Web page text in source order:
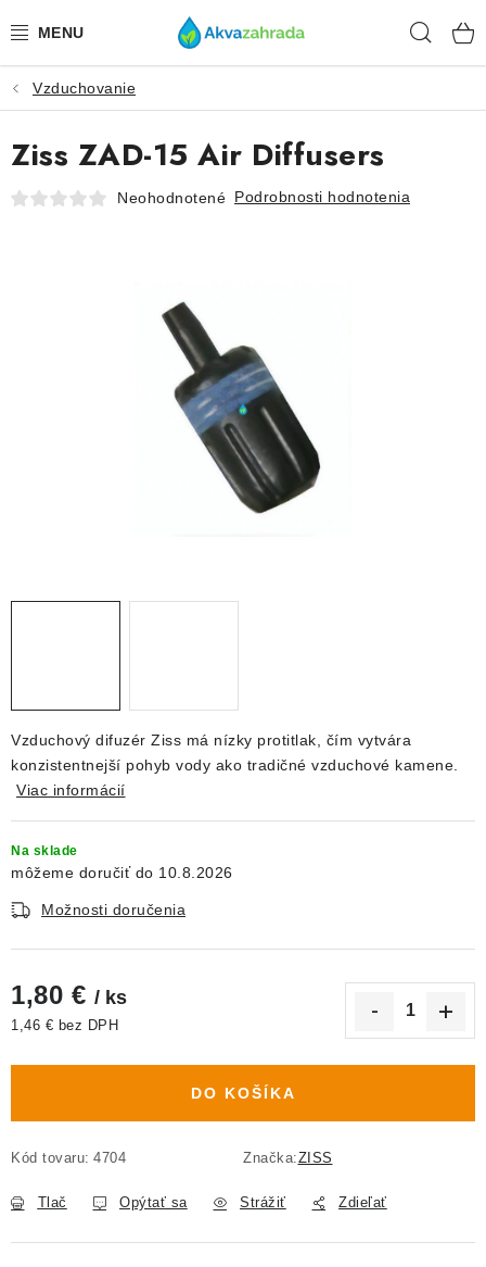
na
TECHNIKA
HNOJIVÁ
VODA
ŽIVOČÍCHY
Moja objednávka
Vzduchovanie
Vzduchový difuzér Ziss má nízky protitlak, čím vytvára
konzistentnejší pohyb vody ako tradičné vzduchové kamene.
Viac informácií
Na sklade
10.8.2026
Možnosti doručenia
1,80 € / ks
1,46 € bez DPH
DO KOŠÍKA
Kód tovaru: 4704 Značka:ZISS
Tlač Opýtať sa Strážiť Zdieľať
Ziss ZAD-15 Air Diffusers
Neohodnotené Podrobnosti hodnotenia